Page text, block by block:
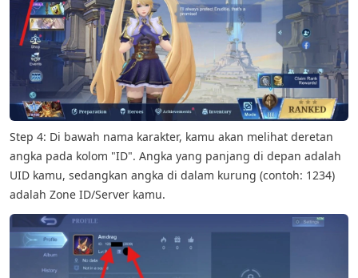
Step 4: Di bawah nama karakter, kamu akan melihat deretan
angka pada kolom "ID". Angka yang panjang di depan adalah
UID kamu, sedangkan angka di dalam kurung (contoh: 1234)
adalah Zone ID/Server kamu.